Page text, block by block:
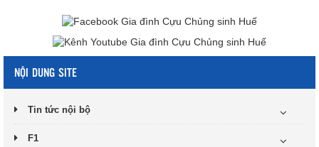
NỘI DUNG SITE
Tin tức nội bộ
F1